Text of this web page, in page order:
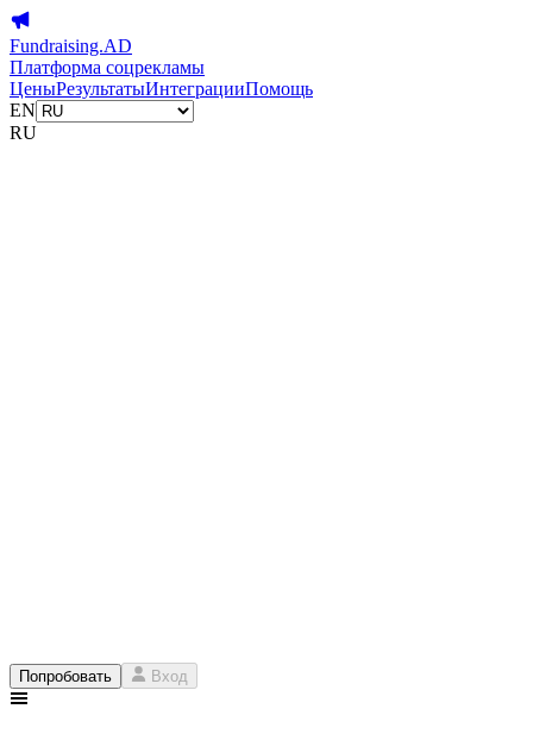
Fundraising.AD
Платформа соцрекламы
ЦеныРезультатыИнтеграцииПомощь
EN
RU
Попробовать Вход